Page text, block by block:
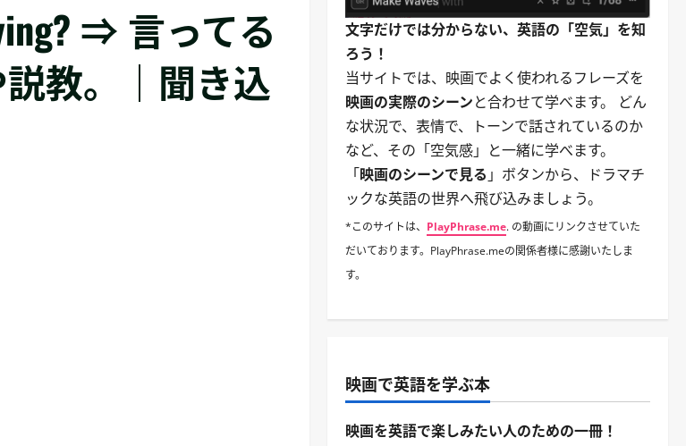
⇒ 言ってる
教。｜聞き込
文字だけでは分からない、英語の「空気」を知
ろう！
当サイトでは、映画でよく使われるフレーズを
映画の実際のシーンと合わせて学べます。 どん
な状況で、表情で、トーンで話されているのか
など、その「空気感」と一緒に学べます。
「映画のシーンで見る 」ボタンから、ドラマチ
ックな英語の世界へ飛び込みましょう。
*このサイトは、 PlayPhrase.me. の動画にリンクさせていた
だいております。PlayPhrase.meの関係者様に感謝いたしま
す。
映画で英語を学ぶ本
映画を英語で楽しみたい人のための一冊！